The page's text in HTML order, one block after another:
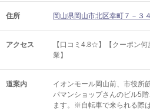
住所 岡山県岡山市北区幸町７－
アクセス
【口コミ4.8☆】【クーポン
業】
道案内
イオンモール岡山前、市役所
パマンショップさんのビル5
ます。※自転車で来られる際